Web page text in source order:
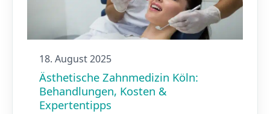
18. August 2025
Ästhetische Zahnmedizin Köln:
Behandlungen, Kosten &
Expertentipps